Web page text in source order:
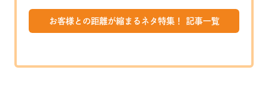
お客様との距離が縮まるネタ特集！ 記事一覧